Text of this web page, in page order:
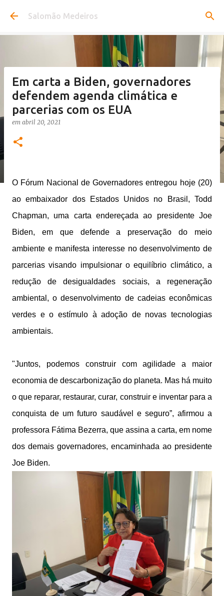
Pular para o conteúdo principal
Salomão Medeiros
Em carta a Biden, governadores
defendem agenda climática e
parcerias com os EUA
em abril 20, 2021
O Fórum Nacional de Governadores entregou hoje (20)
ao embaixador dos Estados Unidos no Brasil, Todd
Chapman, uma carta endereçada ao presidente Joe
Biden, em que defende a preservação do meio
ambiente e manifesta interesse no desenvolvimento de
parcerias visando impulsionar o equilíbrio climático, a
redução de desigualdades sociais, a regeneração
ambiental, o desenvolvimento de cadeias econômicas
verdes e o estímulo à adoção de novas tecnologias
ambientais.
"Juntos, podemos construir com agilidade a maior
economia de descarbonização do planeta. Mas há muito
o que reparar, restaurar, curar, construir e inventar para a
conquista de um futuro saudável e seguro”, afirmou a
professora Fátima Bezerra, que assina a carta, em nome
dos demais governadores, encaminhada ao presidente
Joe Biden.